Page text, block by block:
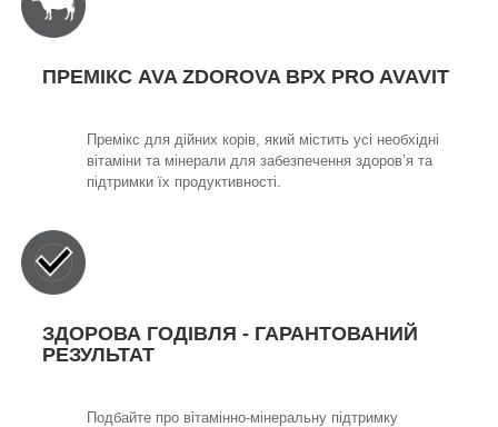
ПРЕМІКС AVA ZDOROVA ВРХ PRO AVAVIT
Премікс для дійних корів, який містить усі необхідні
вітаміни та мінерали для забезпечення здоров’я та
підтримки їх продуктивності.
ЗДОРОВА ГОДІВЛЯ - ГАРАНТОВАНИЙ
РЕЗУЛЬТАТ
Подбайте про вітамінно-мінеральну підтримку